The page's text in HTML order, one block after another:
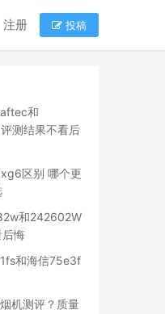
注册 投稿
和
测结果不看后
区别 哪个更
和242602W
悔
和海信75e3f
机测评？质量